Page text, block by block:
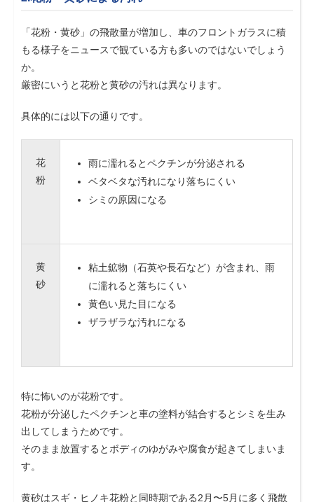
「花粉・黄砂」の飛散量が増加し、車のフロントガラスに積
もる様子をニュースで観ている方も多いのではないでしょう
か。
厳密にいうと花粉と黄砂の汚れは異なります。
具体的には以下の通りです。
花
粉
雨に濡れるとペクチンが分泌される
ベタベタな汚れになり落ちにくい
シミの原因になる
黄
砂
粘土鉱物（石英や長石など）が含まれ、雨
に濡れると落ちにくい
黄色い見た目になる
ザラザラな汚れになる
特に怖いのが花粉です。
花粉が分泌したペクチンと車の塗料が結合するとシミを生み
出してしまうためです。
そのまま放置するとボディのゆがみや腐食が起きてしまいま
す。
黄砂はスギ・ヒノキ花粉と同時期である2月〜5月に多く飛散